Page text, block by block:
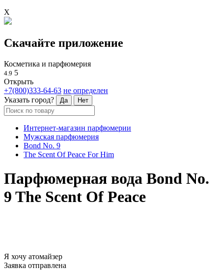
X
Скачайте приложение
Косметика и парфюмерия
4.9 5
Открыть
+7(800)333-64-63 не определен
Указать город?
Да Нет
Интернет-магазин парфюмерии
Мужская парфюмерия
Bond No. 9
The Scent Of Peace For Him
Парфюмерная вода Bond No.
9 The Scent Of Peace
Я хочу атомайзер
Заявка отправлена